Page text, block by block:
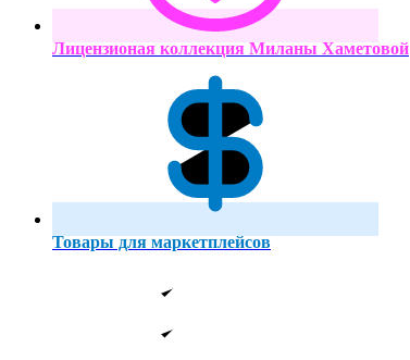
Лицензионая коллекция Миланы Хаметовой
Товары для маркетплейсов